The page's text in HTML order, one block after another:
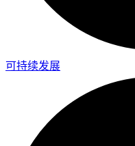
可持续发展